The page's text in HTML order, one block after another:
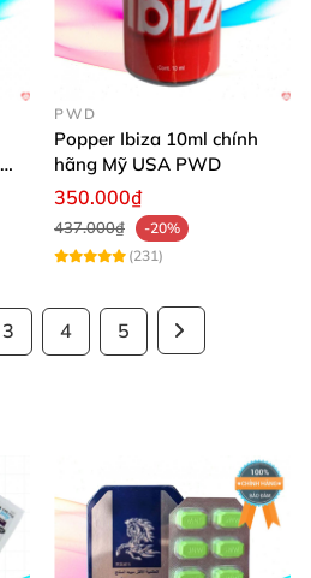
PWD
Popper Ibiza 10ml chính
hãng Mỹ USA PWD
350.000₫
437.000₫
-20%
(231)
3 4 5